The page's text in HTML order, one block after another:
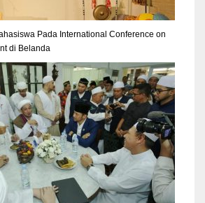
Pada International Conference on
di Belanda